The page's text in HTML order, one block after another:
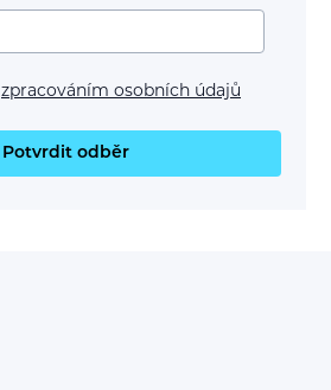
zpracováním osobních údajů
Potvrdit odběr